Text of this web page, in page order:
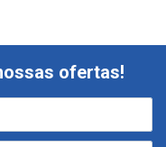
ofertas!